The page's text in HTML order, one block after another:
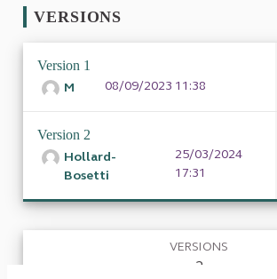
VERSIONS
Version 1
M
08/09/2023 11:38
Version 2
Hollard-
Bosetti
25/03/2024
17:31
VERSIONS
2